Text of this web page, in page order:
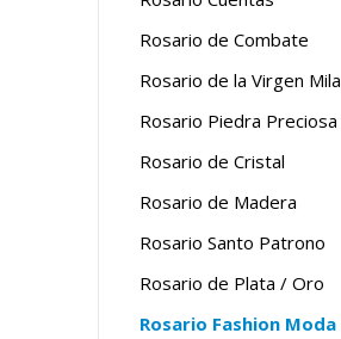
Rosario de Combate
Rosario de la Virgen
Rosario Piedra Preciosa
Rosario de Cristal
Rosario de Madera
Rosario Santo Patrono
Rosario de Plata / Oro
Rosario Fashion Moda